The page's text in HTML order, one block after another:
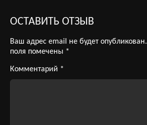
ОСТАВИТЬ ОТЗЫВ
Ваш адрес email не будет опубликован.
поля помечены *
Комментарий *